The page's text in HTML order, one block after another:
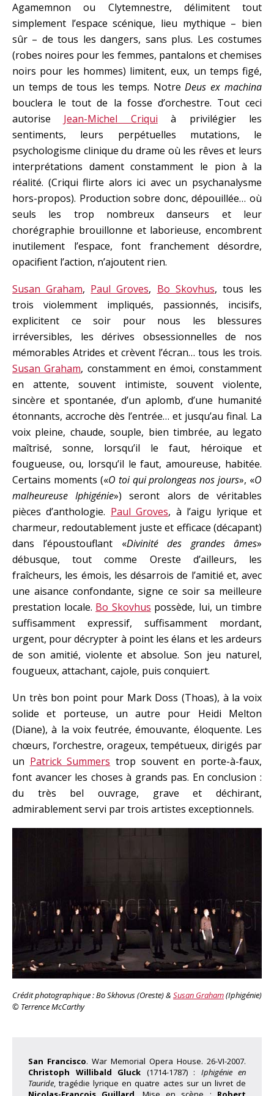
Agamemnon ou Clytemnestre, délimitent tout
simplement l’espace scénique, lieu mythique – bien
sûr – de tous les dangers, sans plus. Les costumes
(robes noires pour les femmes, pantalons et chemises
noirs pour les hommes) limitent, eux, un temps figé,
un temps de tous les temps. NotreDeus ex machina
bouclera le tout de la fosse d’orchestre. Tout ceci
autorise Jean-Michel Criqui à privilégier les
sentiments, leurs perpétuelles mutations, le
psychologisme clinique du drame où les rêves et leurs
interprétations dament constamment le pion à la
réalité. (Criqui flirte alors ici avec un psychanalysme
hors-propos). Production sobre donc, dépouillée… où
seuls les trop nombreux danseurs et leur
chorégraphie brouillonne et laborieuse, encombrent
inutilement l’espace, font franchement désordre,
opacifient l’action, n’ajoutent rien.
Susan Graham, Paul Groves, Bo Skovhus, tous les
trois violemment impliqués, passionnés, incisifs,
explicitent ce soir pour nous les blessures
irréversibles, les dérives obsessionnelles de nos
mémorables Atrides et crèvent l’écran… tous les trois.
Susan Graham, constamment en émoi, constamment
en attente, souvent intimiste, souvent violente,
sincère et spontanée, d’un aplomb, d’une humanité
étonnants, accroche dès l’entrée… et jusqu’au final. La
voix pleine, chaude, souple, bien timbrée, au legato
maîtrisé, sonne, lorsqu’il le faut, héroïque et
fougueuse, ou, lorsqu’il le faut, amoureuse, habitée.
Certains moments («O toi qui prolongeas nos jours», «O
malheureuse Iphigénie») seront alors de véritables
pièces d’anthologie. Paul Groves, à l’aigu lyrique et
charmeur, redoutablement juste et efficace (décapant)
dans l’époustouflant «Divinité des grandes âmes»
débusque, tout comme Oreste d’ailleurs, les
fraîcheurs, les émois, les désarrois de l’amitié et, avec
une aisance confondante, signe ce soir sa meilleure
prestation locale. Bo Skovhus possède, lui, un timbre
suffisamment expressif, suffisamment mordant,
urgent, pour décrypter à point les élans et les ardeurs
de son amitié, violente et absolue. Son jeu naturel,
fougueux, attachant, cajole, puis conquiert.
Un très bon point pour Mark Doss (Thoas), à la voix
solide et porteuse, un autre pour Heidi Melton
(Diane), à la voix feutrée, émouvante, éloquente. Les
chœurs, l’orchestre, orageux, tempétueux, dirigés par
un Patrick Summers trop souvent en porte-à-faux,
font avancer les choses à grands pas. En conclusion :
du très bel ouvrage, grave et déchirant,
admirablement servi par trois artistes exceptionnels.
Crédit photographique : Bo Skhovus (Oreste) &Susan Graham(Iphigénie)
© Terrence McCarthy
San Francisco. War Memorial Opera House. 26-VI-2007.
Christoph Willibald Gluck (1714-1787) : Iphigénie en
Tauride, tragédie lyrique en quatre actes sur un livret de